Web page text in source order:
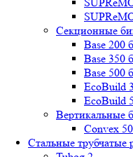
Секционные
Base 200
Base 350
Base 500
EcoBuild
EcoBuild
Вертикальные
Convex
Стальные трубчатые